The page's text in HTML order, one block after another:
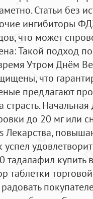
Статьи без
ингибиторы
что может
Такой подход
Утром Днём
что
предлагают
Начальная
до 20 мг или
успел
тадалафил
таблетки